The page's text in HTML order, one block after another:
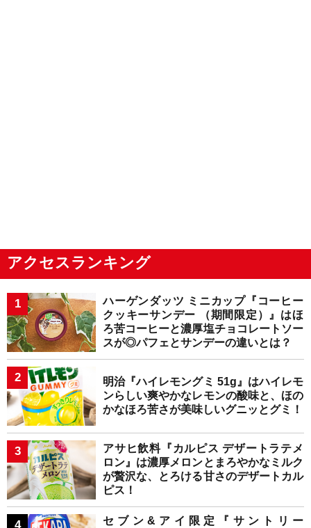
アクセスランキング
ハーゲンダッツ ミニカップ『コーヒー
クッキーサンデー （期間限定）』はほ
ろ苦コーヒーと濃厚塩チョコレートソー
スが◎パフェとサンデーの違いとは？
明治『ハイレモングミ 51g』はハイレモ
ンらしい爽やかなレモンの酸味と、ほの
かなほろ苦さが美味しいグニッとグミ！
アサヒ飲料『カルピス デザートラテメ
ロン』は濃厚メロンとまろやかなミルク
が贅沢な、とろける甘さのデザートカル
ピス！
セブン&アイ限定『サントリー